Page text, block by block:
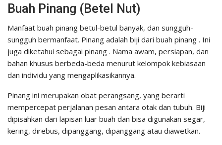
Buah Pinang (Betel Nut)
Manfaat buah pinang betul-betul banyak, dan sungguh-
sungguh bermanfaat. Pinang adalah biji dari buah pinang . Ini
juga diketahui sebagai pinang . Nama awam, persiapan, dan
bahan khusus berbeda-beda menurut kelompok kebiasaan
dan individu yang mengaplikasikannya.
Pinang ini merupakan obat perangsang, yang berarti
mempercepat perjalanan pesan antara otak dan tubuh. Biji
dipisahkan dari lapisan luar buah dan bisa digunakan segar,
kering, direbus, dipanggang, dipanggang atau diawetkan.